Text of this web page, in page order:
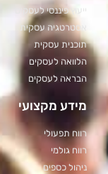
ייעוץ פיננסי לעסקים
אסטרטגיה עסקית
תוכנית עסקית
הלוואה לעסקים
הבראה לעסקים
מידע מקצועי
רווח תפעולי
רווח גולמי
ניהול כספים